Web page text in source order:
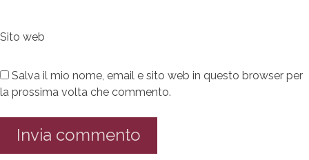
Sito web
Salva il mio nome, email e sito web in questo browser per
la prossima volta che commento.